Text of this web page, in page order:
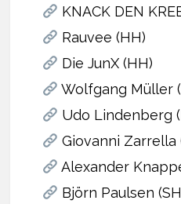
KNACK DEN
Rauvee (HH)
Die JunX (HH)
Wolfgang Müller
Udo Lindenberg
Giovanni Zarrella
Alexander
Björn Paulsen